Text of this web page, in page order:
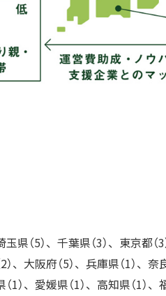
県（5）、千葉県（3）、東京都
）、大阪府（5）、兵庫県（1）、
1）、愛媛県（1）、高知県（1）